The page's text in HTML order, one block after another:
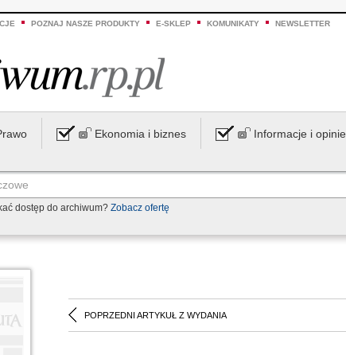
POZNAJ NASZE PRODUKTY E-SKLEP KOMUNIKATY NEWSLETTER
Ekonomia i biznes Informacje i opinie
dostęp do archiwum? Zobacz ofertę
POPRZEDNI ARTYKUŁ Z WYDANIA